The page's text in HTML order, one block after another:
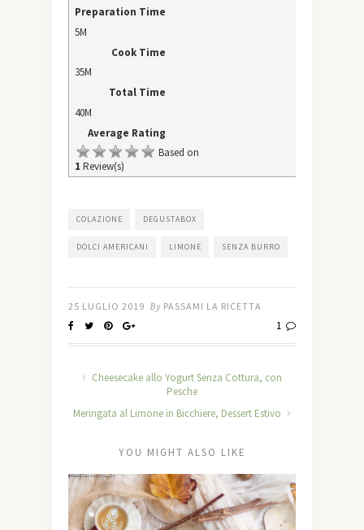
Preparation Time
5M
Cook Time
35M
Total Time
40M
Average Rating
Based on
1 Review(s)
COLAZIONE DEGUSTABOX
DOLCI AMERICANI LIMONE SENZA BURRO
25 LUGLIO 2019 By PASSAMI LA RICETTA
1
Cheesecake allo Yogurt Senza Cottura, con
Pesche
Meringata al Limone in Bicchiere, Dessert Estivo
YOU MIGHT ALSO LIKE